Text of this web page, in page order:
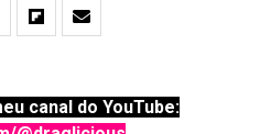
canal do YouTube: